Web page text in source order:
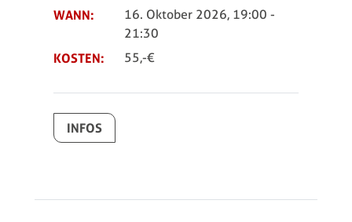
WANN: 16. Oktober 2026, 19:00 -
21:30
KOSTEN: 55,-€
INFOS